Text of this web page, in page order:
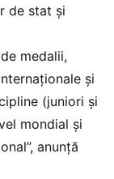
de stat și
medalii,
și
(juniori și
mondial și
anunță